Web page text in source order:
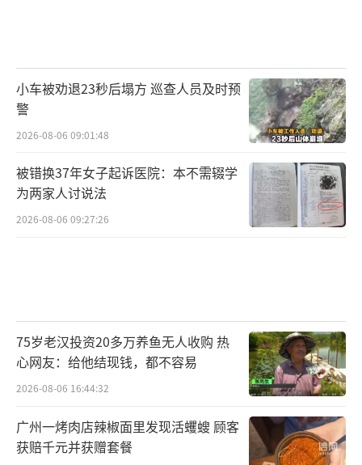
小车被劝退23秒后塌方 巡查人员及时预
警
2026-08-06 09:01:48
被错换37年女子起诉医院：本不需辍学
为两家人讨说法
2026-08-06 09:27:26
75岁老汉投资20多万养鱼无人收购 热
心网友：给他结现钱，都不容易
2026-08-06 16:44:32
广州一烤肉店辣椒面里发现活蠼螋 顾客
获赔千元并获赠套餐